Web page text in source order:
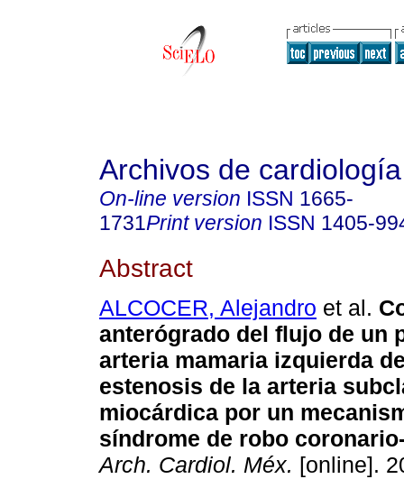
Archivos de
On-line version ISSN 1665-
1731Print version ISSN 1405-
Abstract
ALCOCER, Alejandro et al.
anterógrado del flujo de un
arteria mamaria izquierda
estenosis de la arteria
miocárdica por un
síndrome de robo
Arch. Cardiol. Méx. [online].